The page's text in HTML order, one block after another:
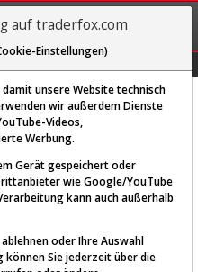
REGIS-
TRIEREN
ist nur für
auf traderfox.com
Einstellungen)
unsere Website technisch
wir außerdem Dienste
Videos,
Werbung.
Gerät gespeichert oder
wie Google/YouTube
kann auch außerhalb
oder Ihre Auswahl
können Sie jederzeit über die